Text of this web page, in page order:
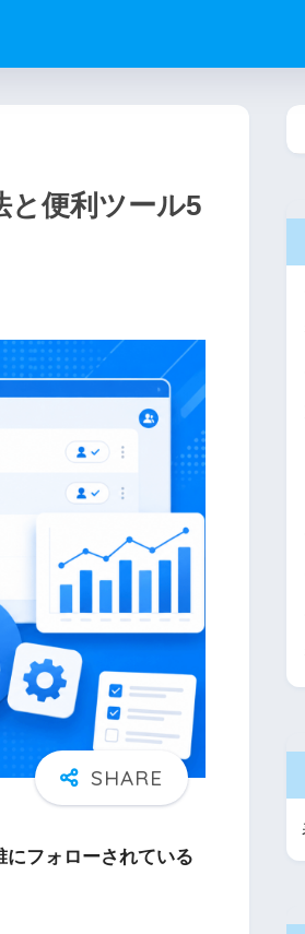
と便利ツール5
フォローされている